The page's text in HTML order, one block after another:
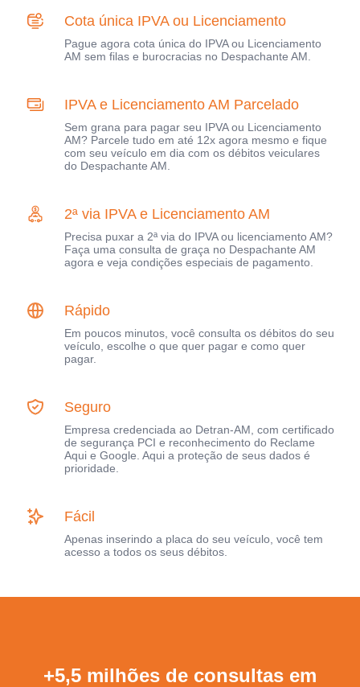
Cota única IPVA ou Licenciamento
Pague agora cota única do IPVA ou Licenciamento
AM sem filas e burocracias no Despachante AM.
IPVA e Licenciamento AM Parcelado
Sem grana para pagar seu IPVA ou Licenciamento
AM? Parcele tudo em até 12x agora mesmo e fique
com seu veículo em dia com os débitos veiculares
do Despachante AM.
2ª via IPVA e Licenciamento AM
Precisa puxar a 2ª via do IPVA ou licenciamento AM?
Faça uma consulta de graça no Despachante AM
agora e veja condições especiais de pagamento.
Rápido
Em poucos minutos, você consulta os débitos do seu
veículo, escolhe o que quer pagar e como quer
pagar.
Seguro
Empresa credenciada ao Detran-AM, com certificado
de segurança PCI e reconhecimento do Reclame
Aqui e Google. Aqui a proteção de seus dados é
prioridade.
Fácil
Apenas inserindo a placa do seu veículo, você tem
acesso a todos os seus débitos.
+5,5 milhões de consultas em